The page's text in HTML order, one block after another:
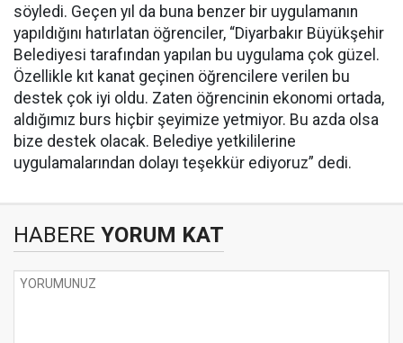
söyledi. Geçen yıl da buna benzer bir uygulamanın
yapıldığını hatırlatan öğrenciler, “Diyarbakır Büyükşehir
Belediyesi tarafından yapılan bu uygulama çok güzel.
Özellikle kıt kanat geçinen öğrencilere verilen bu
destek çok iyi oldu. Zaten öğrencinin ekonomi ortada,
aldığımız burs hiçbir şeyimize yetmiyor. Bu azda olsa
bize destek olacak. Belediye yetkililerine
uygulamalarından dolayı teşekkür ediyoruz” dedi.
HABERE YORUM KAT